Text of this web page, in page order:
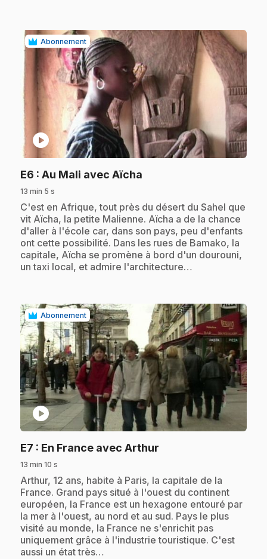
Abonnement
play_circle
E6 : Au Mali avec Aïcha
13 min 5 s
.C'est en Afrique, tout près du désert du Sahel que
vit Aïcha, la petite Malienne. Aïcha a de la chance
d'aller à l'école car, dans son pays, peu d'enfants
ont cette possibilité. Dans les rues de Bamako, la
capitale, Aïcha se promène à bord d'un dourouni,
un taxi local, et admire l'architecture…
Abonnement
play_circle
E7 : En France avec Arthur
13 min 10 s
.Arthur, 12 ans, habite à Paris, la capitale de la
France. Grand pays situé à l'ouest du continent
européen, la France est un hexagone entouré par
la mer à l'ouest, au nord et au sud. Pays le plus
visité au monde, la France ne s'enrichit pas
uniquement grâce à l'industrie touristique. C'est
aussi un état très…